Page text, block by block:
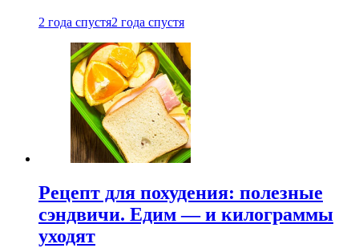
2 года спустя2 года спустя
Рецепт для похудения: полезные
сэндвичи. Едим — и килограммы
уходят